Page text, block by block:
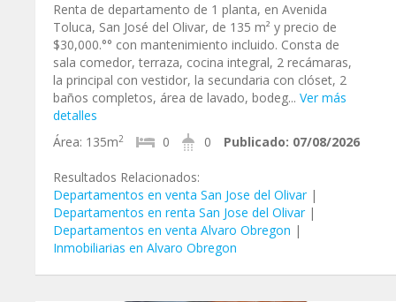
Renta de departamento de 1 planta, en Avenida
Toluca, San José del Olivar, de 135 m² y precio de
$30,000.°° con mantenimiento incluido. Consta de
sala comedor, terraza, cocina integral, 2 recámaras,
la principal con vestidor, la secundaria con clóset, 2
baños completos, área de lavado, bodeg... Ver más
detalles
Área: 135m2 0 0 Publicado: 07/08/2026
Resultados Relacionados:
Departamentos en venta San Jose del Olivar|
Departamentos en renta San Jose del Olivar|
Departamentos en venta Alvaro Obregon |
Inmobiliarias en Alvaro Obregon